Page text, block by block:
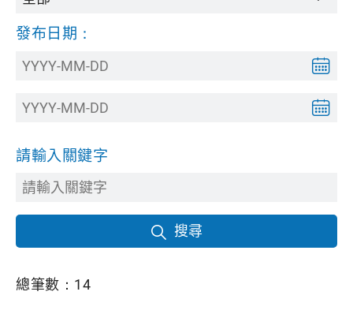
發布日期：
請輸入關鍵字
搜尋
總筆數： 14